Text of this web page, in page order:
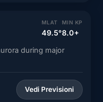
MLAT
49.5°
MIN KP
8.0+
during major
Vedi Previsioni